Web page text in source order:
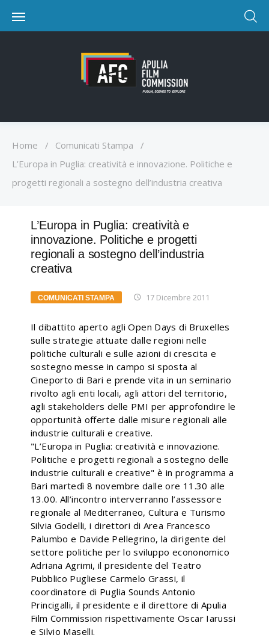
Home / Comunicati Stampa
/
L’Europa in Puglia: creatività e innovazione. Politiche e
progetti regionali a sostegno dell’industria creativa
L’Europa in Puglia: creatività e
innovazione. Politiche e progetti
regionali a sostegno dell’industria
creativa
COMUNICATI STAMPA 17 Dicembre 2011
Il dibattito aperto agli Open Days di Bruxelles
sulle strategie attuate dalle regioni nelle
politiche culturali e sulle azioni di crescita e
sostegno messe in campo si sposta al
Cineporto di Bari e prende vita in un seminario
rivolto agli enti locali, agli attori del territorio,
agli stakeholders delle PMI per approfondire le
opportunità offerte dalle misure regionali alle
industrie culturali e creative.
"L’Europa in Puglia: creatività e innovazione.
Politiche e progetti regionali a sostegno delle
industrie culturali e creative" è in programma a
Bari martedì 8 novembre dalle ore 11.30 alle
13.00. All’incontro interverranno l’assessore
regionale al Mediterraneo, Cultura e Turismo
Silvia Godelli, i direttori di Area Francesco
Palumbo e Davide Pellegrino, la dirigente del
settore politiche per lo sviluppo econonomico
Adriana Agrimi, il presidente del Teatro
Pubblico Pugliese Carmelo Grassi, il
coordinatore di Puglia Sounds Antonio
Princigalli, il presidente e il direttore di Apulia
Film Commission rispettivamente Oscar Iarussi
e Silvio Maselli.